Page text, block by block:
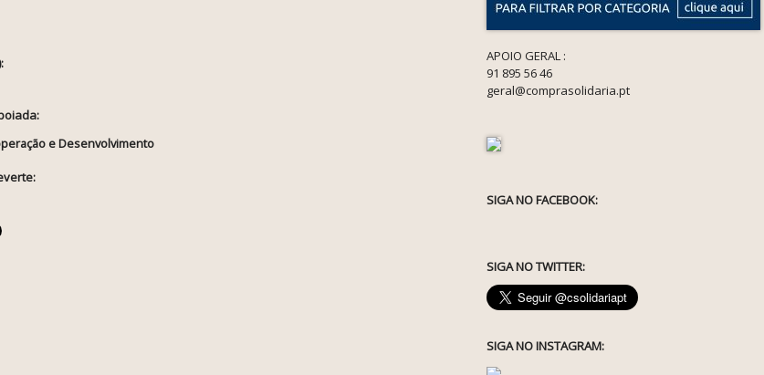
e Desenvolvimento
APOIO GERAL :
91 895 56 46
geral@comprasolidaria.pt
SIGA NO FACEBOOK:
SIGA NO TWITTER:
SIGA NO INSTAGRAM: